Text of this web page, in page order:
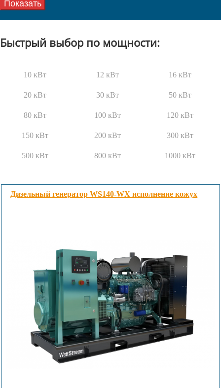
Быстрый выбор по мощности:
10 кВт 12 кВт 16 кВт
20 кВт 30 кВт 50 кВт
80 кВт 100 кВт 120 кВт
150 кВт 200 кВт 300 кВт
500 кВт 800 кВт 1000 кВт
Дизельный генератор WS140-WX исполнение кожух